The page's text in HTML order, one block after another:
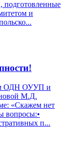
подготовленные
и
ОДН ОУУП и
М.Д.
«Скажем нет
вопросы:•
п...